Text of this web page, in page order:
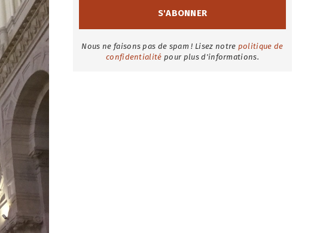
Nous ne faisons pas de spam ! Lisez notre politique de
confidentialité pour plus d'informations.